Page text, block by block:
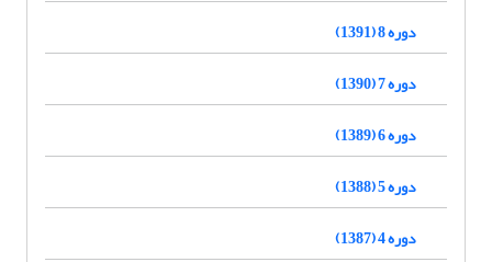
دوره 8 (1391)
دوره 7 (1390)
دوره 6 (1389)
دوره 5 (1388)
دوره 4 (1387)